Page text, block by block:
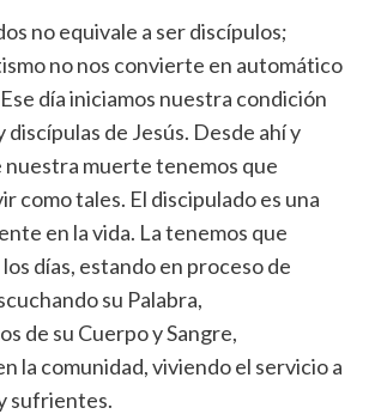
no equivale a ser discípulos;
no nos convierte en automático
día iniciamos nuestra condición
discípulas de Jesús. Desde ahí y
nuestra muerte tenemos que
como tales. El discipulado es una
en la vida. La tenemos que
días, estando en proceso de
su Palabra,
de su Cuerpo y Sangre,
la comunidad, viviendo el servicio a
sufrientes.